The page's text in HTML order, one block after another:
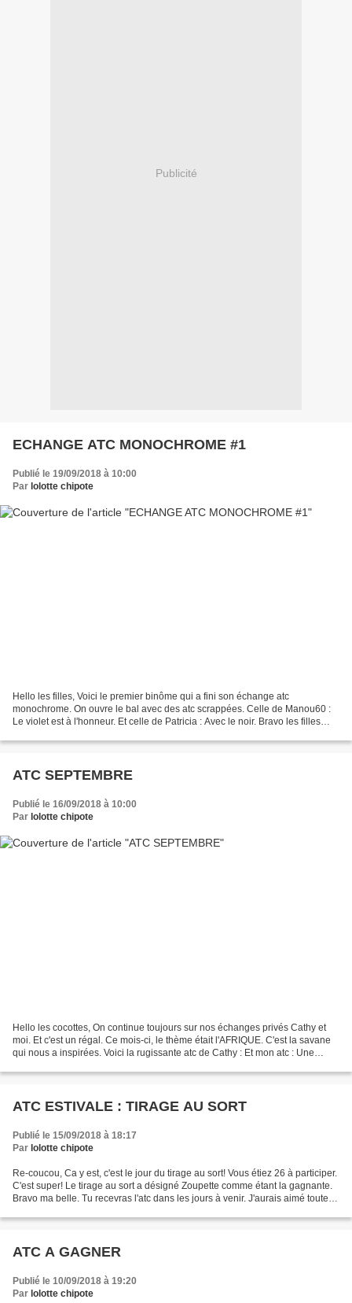
Publicité
ECHANGE ATC MONOCHROME #1
Publié le 19/09/2018 à 10:00
Par lolotte chipote
Hello les filles, Voici le premier binôme qui a fini son échange atc
monochrome. On ouvre le bal avec des atc scrappées. Celle de Manou60 :
Le violet est à l'honneur. Et celle de Patricia : Avec le noir. Bravo les filles
ATC SEPTEMBRE
Publié le 16/09/2018 à 10:00
Par lolotte chipote
Hello les cocottes, On continue toujours sur nos échanges privés Cathy et
moi. Et c'est un régal. Ce mois-ci, le thème était l'AFRIQUE. C'est la savane
qui nous a inspirées. Voici la rugissante atc de Cathy : Et mon atc : Une
ATC ESTIVALE : TIRAGE AU SORT
Publié le 15/09/2018 à 18:17
Par lolotte chipote
Re-coucou, Ca y est, c'est le jour du tirage au sort! Vous étiez 26 à participer.
C'est super! Le tirage au sort a désigné Zoupette comme étant la gagnante.
Bravo ma belle. Tu recevras l'atc dans les jours à venir. J'aurais aimé toutes
ATC A GAGNER
Publié le 10/09/2018 à 19:20
Par lolotte chipote